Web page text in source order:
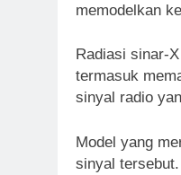
memodelkan
Radiasi sinar-
termasuk
sinyal radio
Model yang
sinyal